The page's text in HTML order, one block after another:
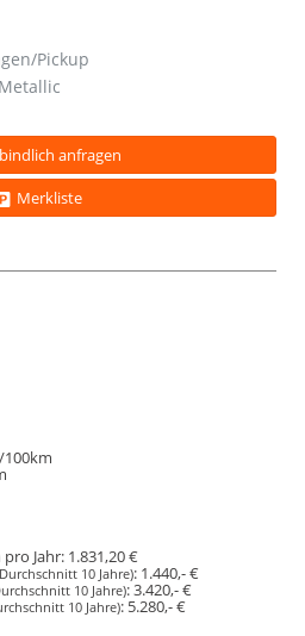
Pickup
anfragen
Merkliste
100km
Jahr: 1.831,20 €
10 Jahre): 1.440,- €
10 Jahre):3.420,- €
10 Jahre): 5.280,- €